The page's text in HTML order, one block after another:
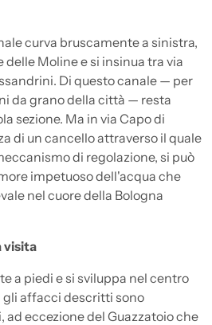
curva bruscamente a sinistra,
Moline e si insinua tra via
Di questo canale — per
da grano della città — resta
sezione. Ma in via Capo di
di un cancello attraverso il quale
di regolazione, si può
impetuoso dell'acqua che
nel cuore della Bologna
visita
a piedi e si sviluppa nel centro
gli affacci descritti sono
eccezione del Guazzatoio che